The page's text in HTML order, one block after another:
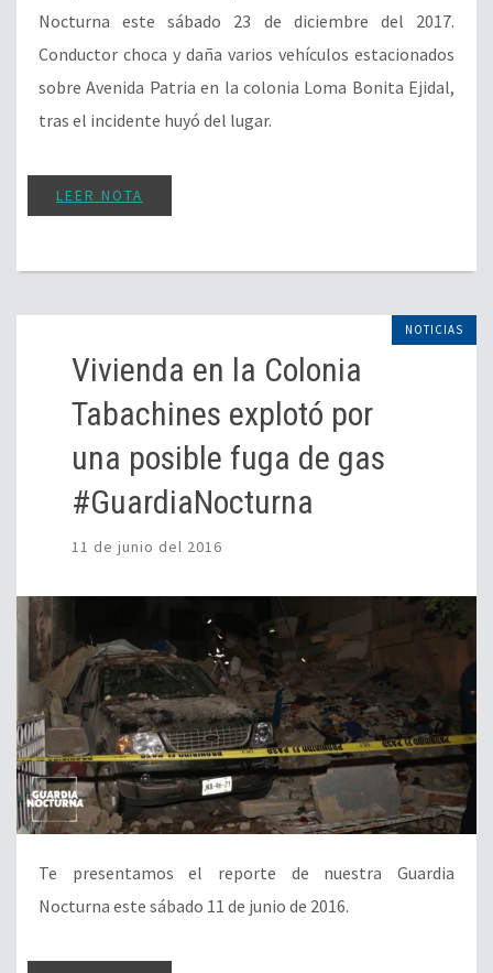
Nocturna este sábado 23 de diciembre del 2017.
Conductor choca y daña varios vehículos estacionados
sobre Avenida Patria en la colonia Loma Bonita Ejidal,
tras el incidente huyó del lugar.
LEER NOTA
NOTICIAS
Vivienda en la Colonia
Tabachines explotó por
una posible fuga de gas
#GuardiaNocturna
11 de junio del 2016
Te presentamos el reporte de nuestra Guardia
Nocturna este sábado 11 de junio de 2016.